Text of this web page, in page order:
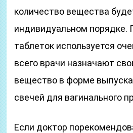
количество вещества
индивидуальном порядке.
таблеток используется
всего врачи назначают
вещество в форме
свечей для вагинального
Если доктор